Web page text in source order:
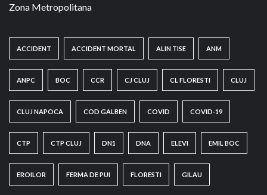
Zona Metropolitana
ACCIDENT ACCIDENT MORTAL ALIN TISE ANM
ANPC BOC CCR CJ CLUJ CL FLORESTI CLUJ
CLUJ NAPOCA COD GALBEN COVID COVID-19
CTP CTP CLUJ DN1 DNA ELEVI EMIL BOC
EROILOR FERMA DE PUI FLORESTI GILAU